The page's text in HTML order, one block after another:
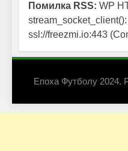
Помилка RSS: WP
ssl://freezmi.io:443
Епоха Футболу 2024.